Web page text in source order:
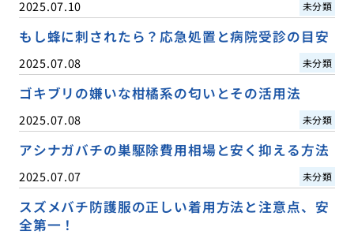
2025.07.10 未分類
もし蜂に刺されたら？応急処置と病院受診の目安
2025.07.08 未分類
ゴキブリの嫌いな柑橘系の匂いとその活用法
2025.07.08 未分類
アシナガバチの巣駆除費用相場と安く抑える方法
2025.07.07 未分類
スズメバチ防護服の正しい着用方法と注意点、安
全第一！